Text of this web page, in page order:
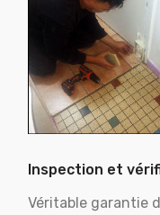
Inspection et
Véritable garantie